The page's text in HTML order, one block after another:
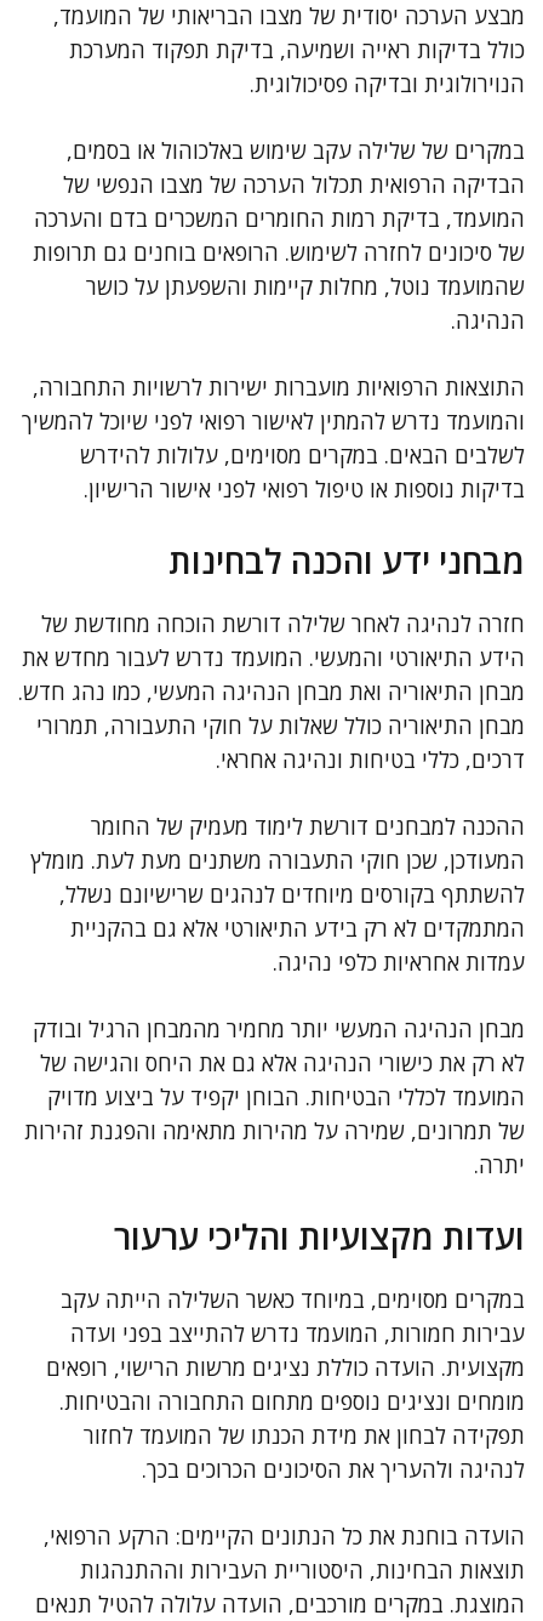
מבצע הערכה יסודית של מצבו הבריאותי של המועמד,
כולל בדיקות ראייה ושמיעה, בדיקת תפקוד המערכת
הנוירולוגית ובדיקה פסיכולוגית.
במקרים של שלילה עקב שימוש באלכוהול או בסמים,
הבדיקה הרפואית תכלול הערכה של מצבו הנפשי של
המועמד, בדיקת רמות החומרים המשכרים בדם והערכה
של סיכונים לחזרה לשימוש. הרופאים בוחנים גם תרופות
שהמועמד נוטל, מחלות קיימות והשפעתן על כושר
הנהיגה.
התוצאות הרפואיות מועברות ישירות לרשויות התחבורה,
והמועמד נדרש להמתין לאישור רפואי לפני שיוכל להמשיך
לשלבים הבאים. במקרים מסוימים, עלולות להידרש
בדיקות נוספות או טיפול רפואי לפני אישור הרישיון.
מבחני ידע והכנה לבחינות
חזרה לנהיגה לאחר שלילה דורשת הוכחה מחודשת של
הידע התיאורטי והמעשי. המועמד נדרש לעבור מחדש את
מבחן התיאוריה ואת מבחן הנהיגה המעשי, כמו נהג חדש.
מבחן התיאוריה כולל שאלות על חוקי התעבורה, תמרורי
דרכים, כללי בטיחות ונהיגה אחראי.
ההכנה למבחנים דורשת לימוד מעמיק של החומר
המעודכן, שכן חוקי התעבורה משתנים מעת לעת. מומלץ
להשתתף בקורסים מיוחדים לנהגים שרישיונם נשלל,
המתמקדים לא רק בידע התיאורטי אלא גם בהקניית
עמדות אחראיות כלפי נהיגה.
מבחן הנהיגה המעשי יותר מחמיר מהמבחן הרגיל ובודק
לא רק את כישורי הנהיגה אלא גם את היחס והגישה של
המועמד לכללי הבטיחות. הבוחן יקפיד על ביצוע מדויק
של תמרונים, שמירה על מהירות מתאימה והפגנת זהירות
יתרה.
ועדות מקצועיות והליכי ערעור
במקרים מסוימים, במיוחד כאשר השלילה הייתה עקב
עבירות חמורות, המועמד נדרש להתייצב בפני ועדה
מקצועית. הועדה כוללת נציגים מרשות הרישוי, רופאים
מומחים ונציגים נוספים מתחום התחבורה והבטיחות.
תפקידה לבחון את מידת הכנתו של המועמד לחזור
לנהיגה ולהעריך את הסיכונים הכרוכים בכך.
הועדה בוחנת את כל הנתונים הקיימים: הרקע הרפואי,
תוצאות הבחינות, היסטוריית העבירות וההתנהגות
המוצגת. במקרים מורכבים, הועדה עלולה להטיל תנאים